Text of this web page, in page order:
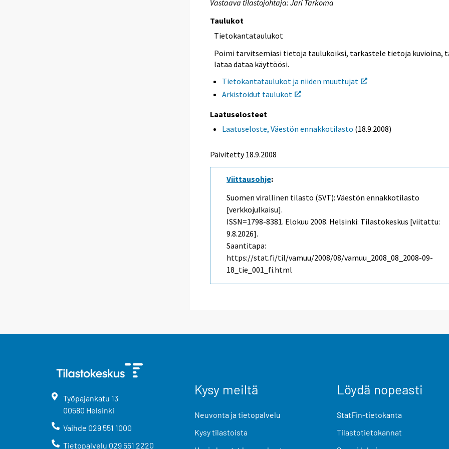
Vastaava tilastojohtaja: Jari Tarkoma
Taulukot
Tietokantataulukot
Poimi tarvitsemiasi tietoja taulukoiksi, tarkastele tietoja kuvioina,
lataa dataa käyttöösi.
Tietokantataulukot ja niiden muuttujat
Arkistoidut taulukot
Laatuselosteet
Laatuseloste, Väestön ennakkotilasto (18.9.2008)
Päivitetty 18.9.2008
Viittausohje:
Suomen virallinen tilasto (SVT): Väestön ennakkotilasto
[verkkojulkaisu].
ISSN=1798-8381. Elokuu 2008. Helsinki: Tilastokeskus [viitattu:
9.8.2026].
Saantitapa:
https://stat.fi/til/vamuu/2008/08/vamuu_2008_08_2008-09-
18_tie_001_fi.html
Työpajankatu 13
00580 Helsinki
Vaihde 029 551 1000
Tietopalvelu 029 551 2220
Kysy meiltä
Neuvonta ja tietopalvelu
Kysy tilastoista
Löydä nopeasti
StatFin-tietokanta
Tilastotietokannat